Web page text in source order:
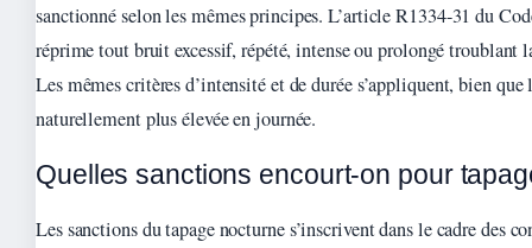
sanctionné selon les mêmes principes. L’article R1334-31 du
réprime tout bruit excessif, répété, intense ou prolongé troublant
Les mêmes critères d’intensité et de durée s’appliquent, bien
naturellement plus élevée en journée.
Quelles sanctions encourt-on pour
Les sanctions du tapage nocturne s’inscrivent dans le cadre des